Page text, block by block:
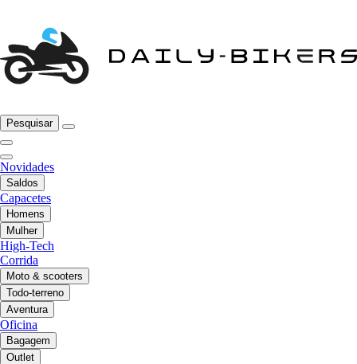
Pesquisar
Novidades
Saldos
Capacetes
Homens
Mulher
High-Tech
Corrida
Moto & scooters
Todo-terreno
Aventura
Oficina
Bagagem
Outlet